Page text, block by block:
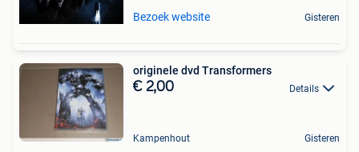
Bezoek website Gisteren
originele dvd Transformers
€ 2,00 Details
Kampenhout Gisteren